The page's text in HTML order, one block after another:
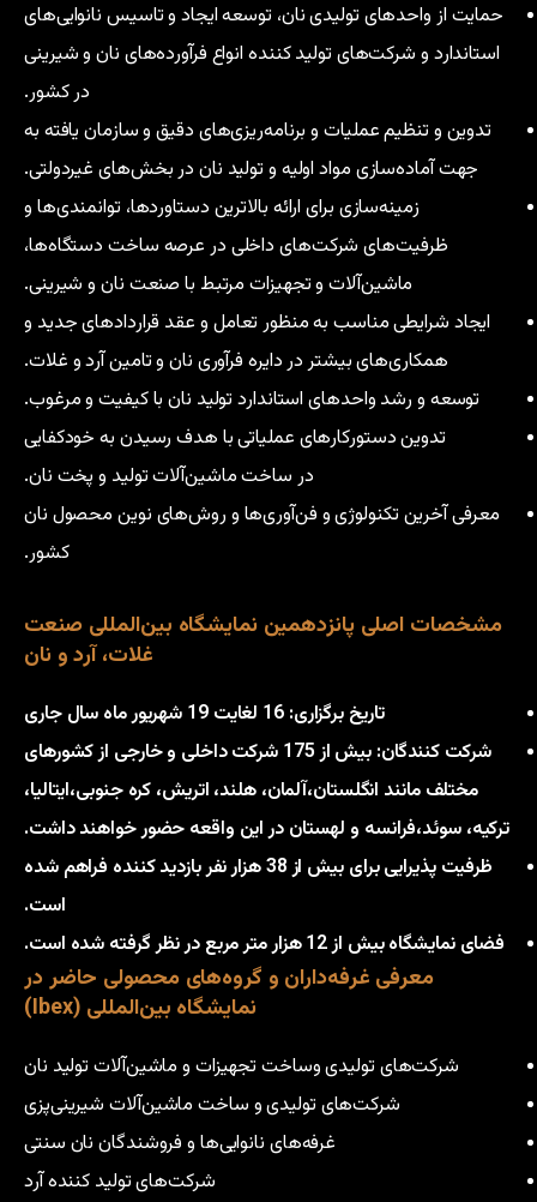
حمایت از واحدهای تولیدی نان، توسعه ایجاد و تاسیس نانوایی‌های
استاندارد و شرکت‌های تولید کننده انواع فرآورده‌های نان و شیرینی
در کشور.
تدوین و تنظیم عملیات و برنامه‌ریزی‌های دقیق و سازمان یافته به
جهت آماده‌سازی مواد اولیه و تولید نان در بخش‌های غیردولتی.
زمینه‌سازی برای ارائه بالاترین دستاوردها، توانمندی‌ها و
ظرفیت‌های شرکت‌های داخلی در عرصه ساخت دستگاه‌ها،
ماشین‌آلات و تجهیزات مرتبط با صنعت نان و شیرینی.
ایجاد شرایطی مناسب به منظور تعامل و عقد قراردادهای جدید و
همکاری‌های بیشتر در دایره فرآوری نان و تامین آرد و غلات.
توسعه و رشد واحدهای استاندارد تولید نان با کیفیت و مرغوب.
تدوین دستورکارهای عملیاتی با هدف رسیدن به خودکفایی
در ساخت ماشین‌آلات تولید و پخت نان.
معرفی آخرین تکنولوژی و فن‌آوری‌ها و روش‌های نوین محصول نان
کشور.
مشخصات اصلی پانزدهمین نمایشگاه بین‌المللی صنعت
غلات، آرد و نان
تاریخ برگزاری: 16 لغایت 19 شهریور ماه سال جاری
شرکت کنندگان: بیش از 175 شرکت داخلی و خارجی از کشورهای
مختلف مانند انگلستان،آلمان، هلند، اتریش، کره جنوبی،ایتالیا،
ترکیه، سوئد،فرانسه و لهستان در این واقعه حضور خواهند داشت.
ظرفیت پذیرایی برای بیش از 38 هزار نفر بازدید کننده فراهم شده
است.
فضای نمایشگاه بیش از 12 هزار متر مربع در نظر گرفته شده است.
معرفی غرفه‌داران و گروه‌های محصولی حاضر در
نمایشگاه بین‌المللی (Ibex)
شرکت‌های تولیدی وساخت تجهیزات و ماشین‌آلات تولید نان
شرکت‌های تولیدی و ساخت ماشین‌آلات شیرینی‌پزی
غرفه‌های نانوایی‌ها و فروشندگان نان سنتی
شرکت‌های تولید کننده آرد